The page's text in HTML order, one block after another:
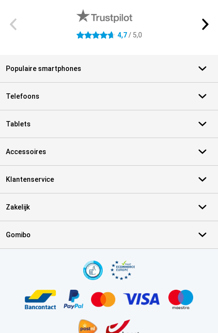
4.7 sterren 4,7/ 5,0
Populaire smartphones
Telefoons
Tablets
Accessoires
Klantenservice
Zakelijk
Gomibo